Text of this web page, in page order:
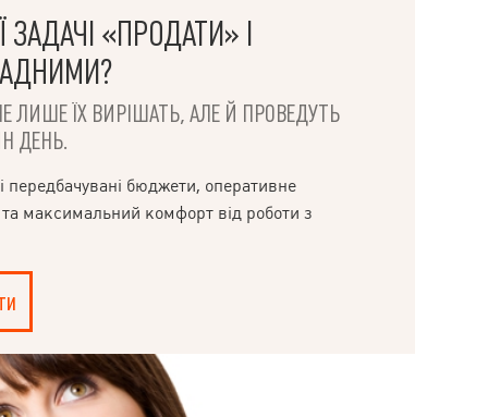
«ПРОДАТИ» І
ЛИШЕ ЇХ ВИРІШАТЬ, АЛЕ Й ПРОВЕДУТЬ
ДЕНЬ.
передбачувані бюджети, оперативне
максимальний комфорт від роботи з